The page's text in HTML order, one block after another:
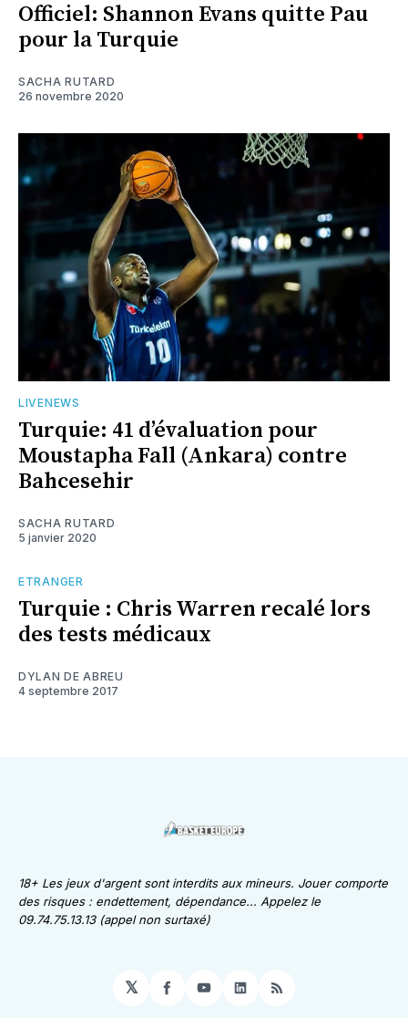
Officiel: Shannon Evans quitte Pau
pour la Turquie
SACHA RUTARD
26 novembre 2020
LIVENEWS
Turquie: 41 d’évaluation pour
Moustapha Fall (Ankara) contre
Bahcesehir
SACHA RUTARD
5 janvier 2020
ETRANGER
Turquie : Chris Warren recalé lors
des tests médicaux
DYLAN DE ABREU
4 septembre 2017
18+ Les jeux d'argent sont interdits aux mineurs. Jouer comporte
des risques : endettement, dépendance... Appelez le
09.74.75.13.13 (appel non surtaxé)
𝕏 Facebook
YouTube
LinkedIn
RSS